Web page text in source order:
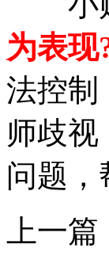
为表现
法控制
师歧
问题，
上一篇